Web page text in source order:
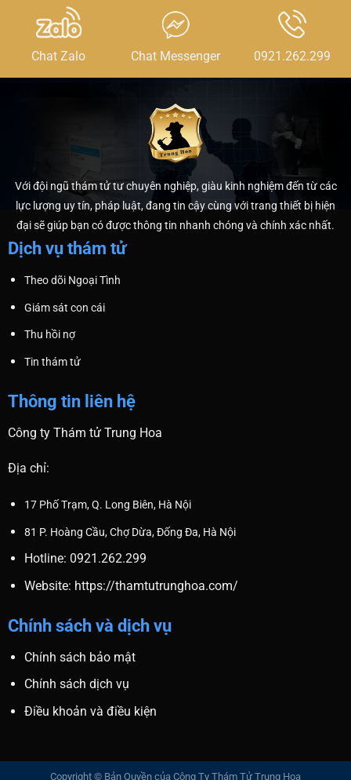
Chat Zalo Chat Messenger 0921.262.299
Với đội ngũ thám tử tư chuyên nghiệp, giàu kinh nghiệm đến từ các
lực lượng uy tín, pháp luật, đang tin cậy cùng với trang thiết bị hiện
đại sẽ giúp bạn có được thông tin nhanh chóng và chính xác nhất.
Dịch vụ thám tử
Theo dõi Ngoại Tình
Giám sát con cái
Thu hồi nợ
Tin thám tử
Thông tin liên hệ
Công ty Thám tử Trung Hoa
Địa chỉ:
17 Phố Trạm, Q. Long Biên, Hà Nội
81 P. Hoàng Cầu, Chợ Dừa, Đống Đa, Hà Nội
Hotline: 0921.262.299
Website: https://thamtutrunghoa.com/
Chính sách và dịch vụ
Chính sách bảo mật
Chính sách dịch vụ
Điều khoản và điều kiện
Copyright © Bản Quyền của Công Ty Thám Tử Trung Hoa